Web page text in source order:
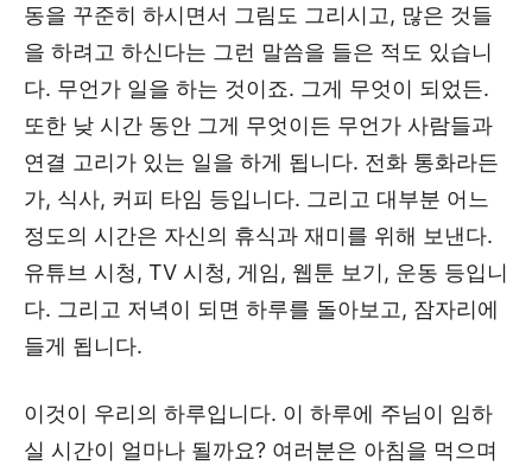
동을 꾸준히 하시면서 그림도 그리시고, 많은 것들
을 하려고 하신다는 그런 말씀을 들은 적도 있습니
다. 무언가 일을 하는 것이죠. 그게 무엇이 되었든.
또한 낮 시간 동안 그게 무엇이든 무언가 사람들과
연결 고리가 있는 일을 하게 됩니다. 전화 통화라든
가, 식사, 커피 타임 등입니다. 그리고 대부분 어느
정도의 시간은 자신의 휴식과 재미를 위해 보낸다.
유튜브 시청, TV 시청, 게임, 웹툰 보기, 운동 등입니
다. 그리고 저녁이 되면 하루를 돌아보고, 잠자리에
들게 됩니다.
이것이 우리의 하루입니다. 이 하루에 주님이 임하
실 시간이 얼마나 될까요? 여러분은 아침을 먹으며